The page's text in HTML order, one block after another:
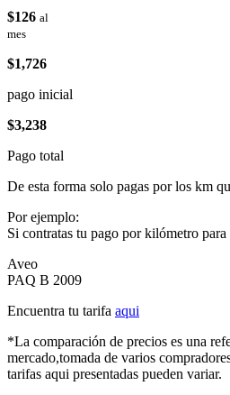
$126 al
mes
$1,726
pago inicial
$3,238
Pago total
De esta forma solo pagas por los km
Por ejemplo:
Si contratas tu pago por kilómetro para
Aveo
PAQ B 2009
Encuentra tu tarifa aqui
*La comparación de precios es una
mercado,tomada de varios
tarifas aqui presentadas pueden variar.